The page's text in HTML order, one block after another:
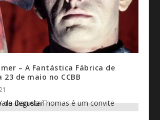
– A Fantástica Fábrica de
23 de maio no CCBB